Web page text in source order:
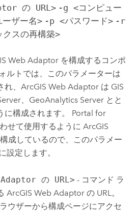
の URL> -g <コンピュー
ザー名> -p <パスワード> -r
クスの再構築>
Web Adaptor を構成するコンポ
ルトでは、このパラメーターは
れ、ArcGIS Web Adaptor は GIS
、GeoAnalytics Server とと
に構成されます。 Portal for
せて使用するようにArcGIS
成しているので、このパラメー
設定します。
の URL> - コマンド ラ
ArcGIS Web Adaptor の URL。
ウザーから構成ページにアクセ